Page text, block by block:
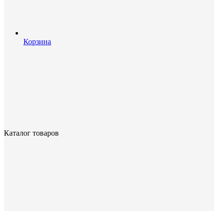
Корзина
Каталог товаров